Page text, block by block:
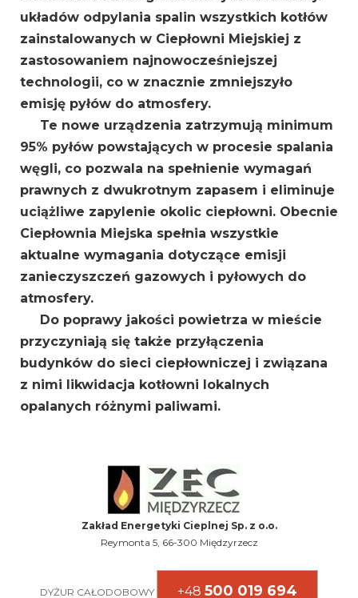
układów odpylania spalin wszystkich kotłów
zainstalowanych w Ciepłowni Miejskiej z
zastosowaniem najnowocześniejszej
technologii, co w znacznie zmniejszyło
emisję pyłów do atmosfery.
Te nowe urządzenia zatrzymują minimum
95% pyłów powstających w procesie spalania
węgli, co pozwala na spełnienie wymagań
prawnych z dwukrotnym zapasem i eliminuje
uciążliwe zapylenie okolic ciepłowni. Obecnie
Ciepłownia Miejska spełnia wszystkie
aktualne wymagania dotyczące emisji
zanieczyszczeń gazowych i pyłowych do
atmosfery.
Do poprawy jakości powietrza w mieście
przyczyniają się także przyłączenia
budynków do sieci ciepłowniczej i związana
z nimi likwidacja kotłowni lokalnych
opalanych różnymi paliwami.
Zakład Energetyki Cieplnej Sp. z o.o.
Reymonta 5, 66-300 Międzyrzecz
DYŻUR CAŁODOBOWY +48 500 019 694